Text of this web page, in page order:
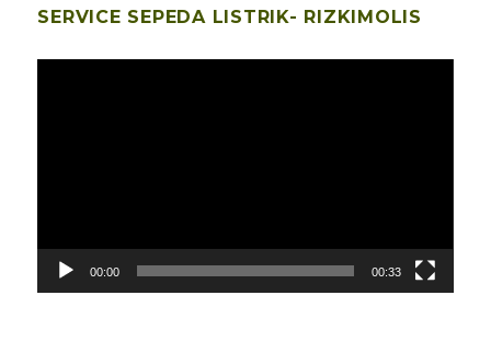
SERVICE SEPEDA LISTRIK- RIZKIMOLIS
00:00 00:33